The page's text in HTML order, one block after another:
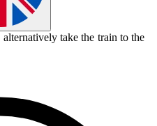
alternatively take the train to the